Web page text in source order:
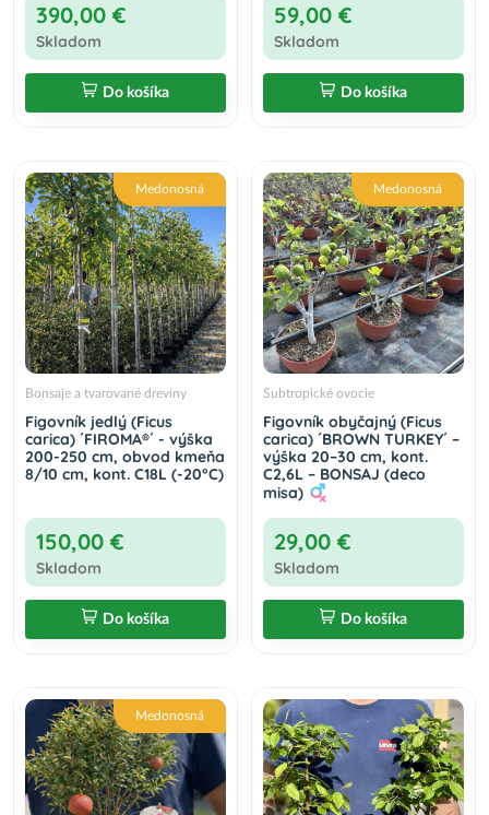
390,00 €
Skladom
Do košíka
59,00 €
Skladom
Do košíka
Medonosná
Bonsaje a tvarované dreviny
Figovník jedlý (Ficus
carica) ´FIROMA®´ - výška
200-250 cm, obvod kmeňa
8/10 cm, kont. C18L (-20°C)
150,00 €
Skladom
Do košíka
Medonosná
Subtropické ovocie
Figovník obyčajný (Ficus
carica) ´BROWN TURKEY´ –
výška 20–30 cm, kont.
C2,6L – BONSAJ (deco
misa)
29,00 €
Skladom
Do košíka
Medonosná